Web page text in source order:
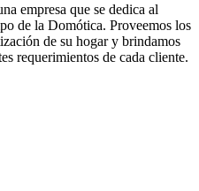
empresa que se dedica al
de la Domótica. Proveemos los
de su hogar y brindamos
requerimientos de cada cliente.